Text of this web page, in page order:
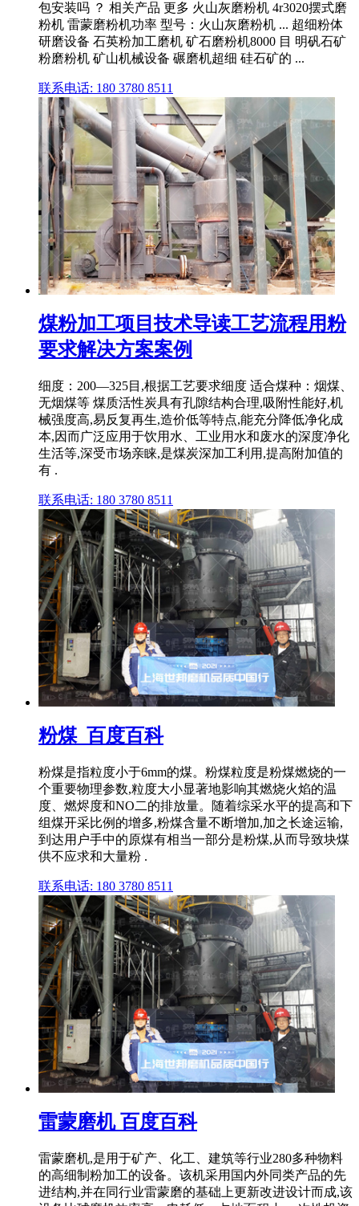
包安装吗 ？ 相关产品 更多 火山灰磨粉机 4r3020摆式磨
粉机 雷蒙磨粉机功率 型号：火山灰磨粉机 ... 超细粉体
研磨设备 石英粉加工磨机 矿石磨粉机8000 目 明矾石矿
粉磨粉机 矿山机械设备 碾磨机超细 硅石矿的 ...
联系电话: 180 3780 8511
煤粉加工项目技术导读工艺流程用粉
要求解决方案案例
细度：200—325目,根据工艺要求细度 适合煤种：烟煤、
无烟煤等 煤质活性炭具有孔隙结构合理,吸附性能好,机
械强度高,易反复再生,造价低等特点,能充分降低净化成
本,因而广泛应用于饮用水、工业用水和废水的深度净化
生活等,深受市场亲睐,是煤炭深加工利用,提高附加值的
有 .
联系电话: 180 3780 8511
粉煤_百度百科
粉煤是指粒度小于6mm的煤。粉煤粒度是粉煤燃烧的一
个重要物理参数,粒度大小显著地影响其燃烧火焰的温
度、燃烬度和NO二的排放量。随着综采水平的提高和下
组煤开采比例的增多,粉煤含量不断增加,加之长途运输,
到达用户手中的原煤有相当一部分是粉煤,从而导致块煤
供不应求和大量粉 .
联系电话: 180 3780 8511
雷蒙磨机 百度百科
雷蒙磨机,是用于矿产、化工、建筑等行业280多种物料
的高细制粉加工的设备。该机采用国内外同类产品的先
进结构,并在同行业雷蒙磨的基础上更新改进设计而成,该